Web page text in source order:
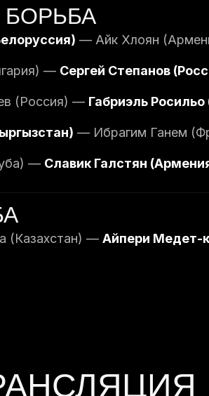
— Айк Хлоян
— Сергей Степанов
(Россия) — Габриэль Росильо
— Ибрагим Ганем
— Славик Галстян
(Казахстан) — Айпери Медет-